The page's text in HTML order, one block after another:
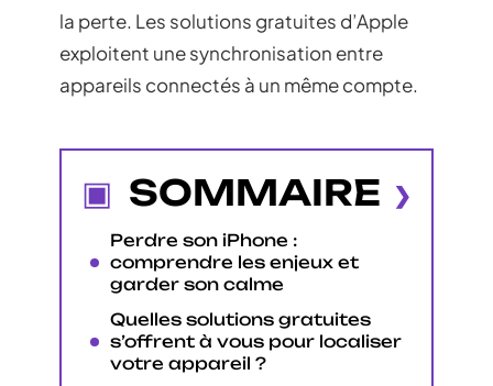
la perte. Les solutions gratuites d’Apple
exploitent une synchronisation entre
appareils connectés à un même compte.
SOMMAIRE
Perdre son iPhone :
comprendre les enjeux et
garder son calme
Quelles solutions gratuites
s’offrent à vous pour localiser
votre appareil ?